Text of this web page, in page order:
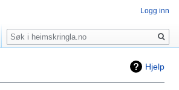
Hjelp
Logg inn
Søk